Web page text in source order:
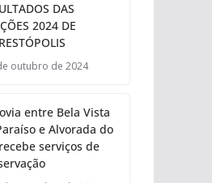
DAS
2024 DE
outubro de 2024
entre Bela Vista
e Alvorada do
serviços de